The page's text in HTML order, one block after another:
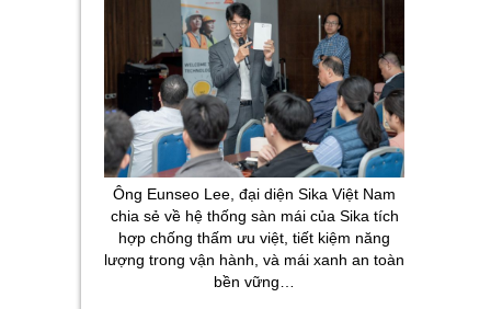
Ông Eunseo Lee, đại diện Sika Việt Nam
chia sẻ về hệ thống sàn mái của Sika tích
hợp chống thấm ưu việt, tiết kiệm năng
lượng trong vận hành, và mái xanh an toàn
bền vững…